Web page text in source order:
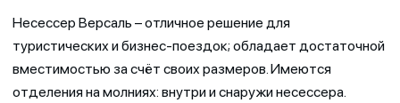
Несессер Версаль – отличное решение для
туристических и бизнес-поездок; обладает достаточной
вместимостью за счёт своих размеров. Имеются
отделения на молниях: внутри и снаружи несессера.